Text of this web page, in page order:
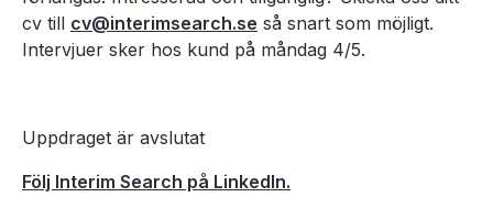
cv till cv@interimsearch.se så snart som möjligt.
Intervjuer sker hos kund på måndag 4/5.
Uppdraget är avslutat
Följ Interim Search på LinkedIn.